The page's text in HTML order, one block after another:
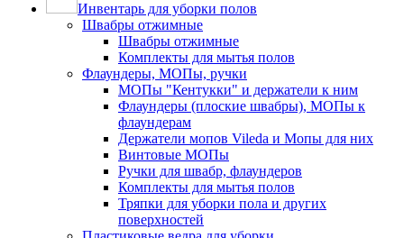
Инвентарь для уборки полов
Швабры отжимные
Швабры отжимные
Комплекты для мытья полов
Флаундеры, МОПы, ручки
МОПы "Кентукки" и держатели к ним
Флаундеры (плоские швабры), МОПы к
флаундерам
Держатели мопов Vileda и Мопы для них
Винтовые МОПы
Ручки для швабр, флаундеров
Комплекты для мытья полов
Тряпки для уборки пола и других
поверхностей